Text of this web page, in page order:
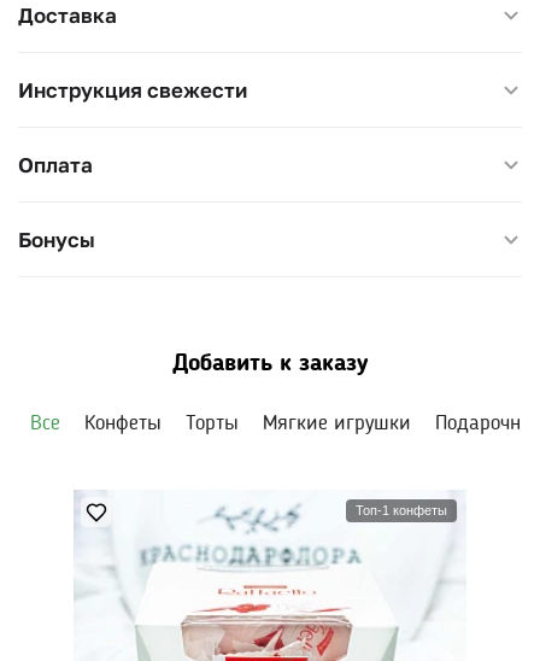
Доставка
Инструкция свежести
Оплата
Бонусы
Добавить к заказу
Все Конфеты Торты Мягкие игрушки
Топ-1 конфеты